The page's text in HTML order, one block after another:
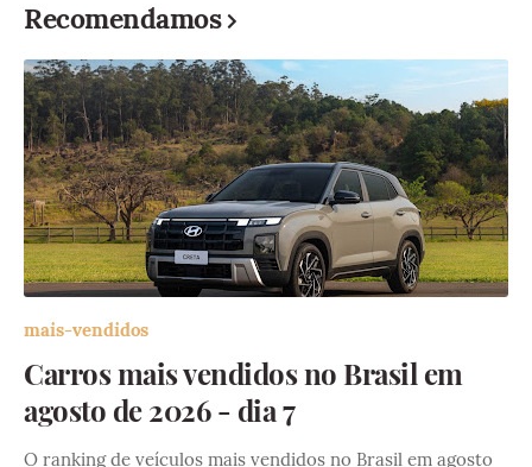
Recomendamos
mais-vendidos
Carros mais vendidos no Brasil em
agosto de 2026 - dia 7
O ranking de veículos mais vendidos no Brasil em agosto